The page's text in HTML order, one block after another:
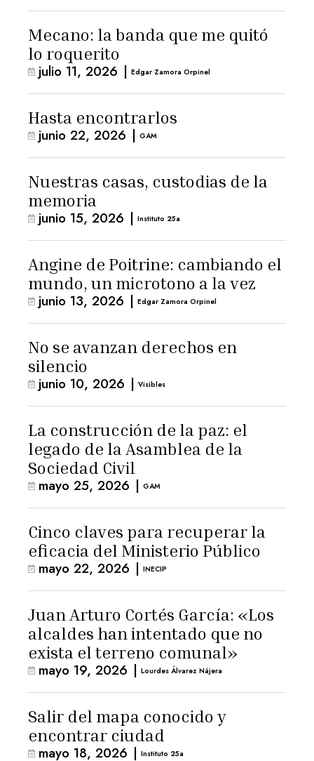
Mecano: la banda que me quitó
lo roquerito
julio 11, 2026 | Edgar Zamora Orpinel
Hasta encontrarlos
junio 22, 2026 | GAM
Nuestras casas, custodias de la
memoria
junio 15, 2026 | Instituto 25a
Angine de Poitrine: cambiando el
mundo, un microtono a la vez
junio 13, 2026 | Edgar Zamora Orpinel
No se avanzan derechos en
silencio
junio 10, 2026 | Visibles
La construcción de la paz: el
legado de la Asamblea de la
Sociedad Civil
mayo 25, 2026 | GAM
Cinco claves para recuperar la
eficacia del Ministerio Público
mayo 22, 2026 | INECIP
Juan Arturo Cortés García: «Los
alcaldes han intentado que no
exista el terreno comunal»
mayo 19, 2026 | Lourdes Álvarez Nájera
Salir del mapa conocido y
encontrar ciudad
mayo 18, 2026 | Instituto 25a